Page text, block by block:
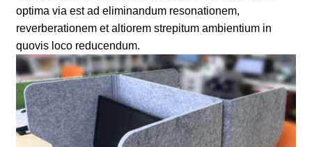
optima via est ad eliminandum resonationem,
reverberationem et altiorem strepitum ambientium in
quovis loco reducendum.